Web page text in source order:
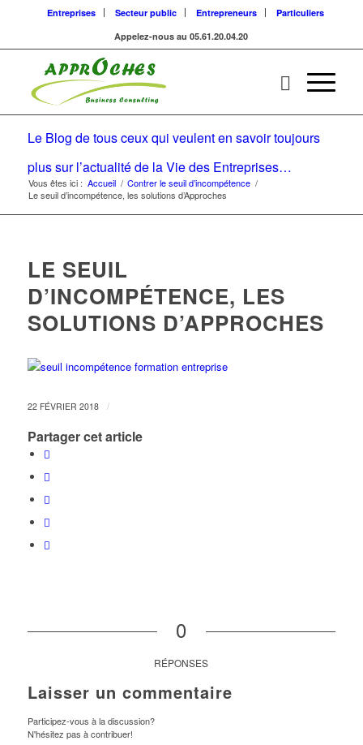
Entreprises Secteur public Entrepreneurs
Particuliers
Appelez-nous au 05.61.20.04.20
Le Blog de tous ceux qui veulent en savoir toujours
plus sur l’actualité de la Vie des Entreprises…
Vous êtes ici : Accueil / Contrer le seuil d’incompétence /
Le seuil d’incompétence, les solutions d’Approches
LE SEUIL
D’INCOMPÉTENCE, LES
SOLUTIONS D’APPROCHES
22 FÉVRIER 2018 /
Partager cet article
0
RÉPONSES
Laisser un commentaire
Participez-vous à la discussion?
N'hésitez pas à contribuer!